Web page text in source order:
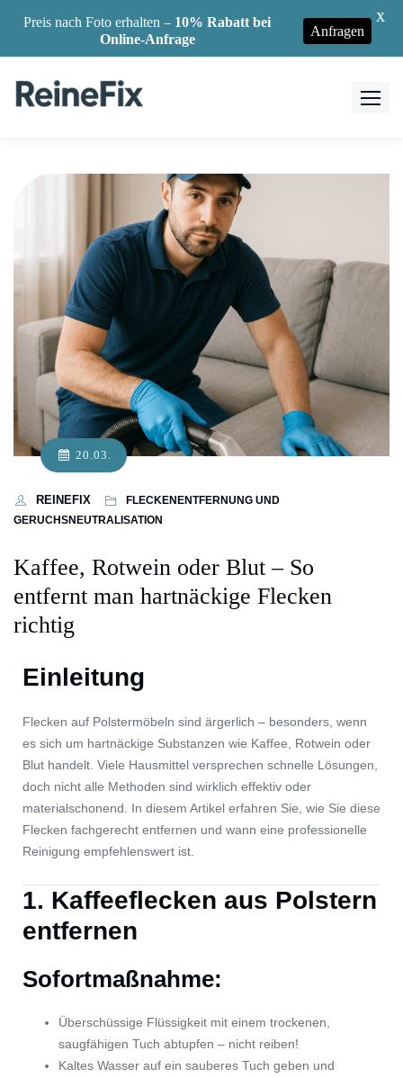
20.03.
REINEFIX
FLECKENENTFERNUNG UND
GERUCHSNEUTRALISATION
Kaffee, Rotwein oder Blut – So
entfernt man hartnäckige Flecken
richtig
Einleitung
Flecken auf Polstermöbeln sind ärgerlich – besonders, wenn
es sich um hartnäckige Substanzen wie Kaffee, Rotwein oder
Blut handelt. Viele Hausmittel versprechen schnelle Lösungen,
doch nicht alle Methoden sind wirklich effektiv oder
materialschonend. In diesem Artikel erfahren Sie, wie Sie diese
Flecken fachgerecht entfernen und wann eine professionelle
Reinigung empfehlenswert ist.
1. Kaffeeflecken aus Polstern
entfernen
Sofortmaßnahme:
Überschüssige Flüssigkeit mit einem trockenen,
saugfähigen Tuch abtupfen – nicht reiben!
Kaltes Wasser auf ein sauberes Tuch geben und
Preis nach Foto erhalten – 10% Rabatt bei
Online-Anfrage
Anfragen
X